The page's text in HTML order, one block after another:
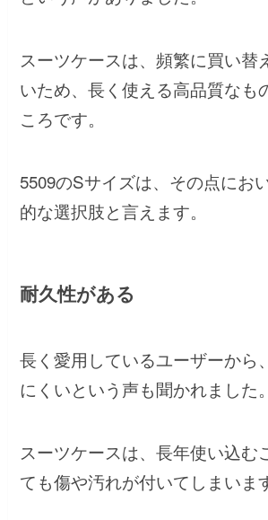
スーツケースは、頻繁に買い替
いため、長く使える高品質なも
ころです。
5509のSサイズは、その点にお
的な選択肢と言えます。
耐久性がある
長く愛用しているユーザーから
にくいという声も聞かれました。
スーツケースは、長年使い込む
ても傷や汚れが付いてしまいま